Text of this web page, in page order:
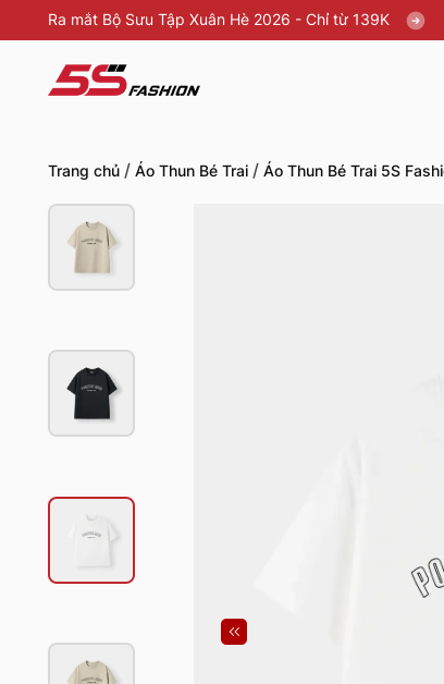
Ra mắt Bộ Sưu Tập Xuân Hè 2026 - Chỉ từ 139K
Trang chủ / Áo Thun Bé Trai / Áo Thun Bé Trai 5S